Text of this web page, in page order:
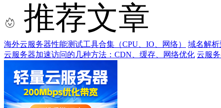
推荐文章
海外云服务器性能测试工具合集（CPU、IO、网络）
域名解
云服务器加速访问的几种方法：CDN、缓存、网络优化 云服